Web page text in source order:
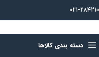
021-
دسته بندی کالاها